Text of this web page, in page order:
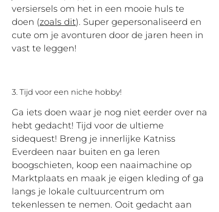
versiersels om het in een mooie huls te
doen (zoals dit). Super gepersonaliseerd en
cute om je avonturen door de jaren heen in
vast te leggen!
3. Tijd voor een niche hobby!
Ga iets doen waar je nog niet eerder over na
hebt gedacht! Tijd voor de ultieme
sidequest! Breng je innerlijke Katniss
Everdeen naar buiten en ga leren
boogschieten, koop een naaimachine op
Marktplaats en maak je eigen kleding of ga
langs je lokale cultuurcentrum om
tekenlessen te nemen. Ooit gedacht aan